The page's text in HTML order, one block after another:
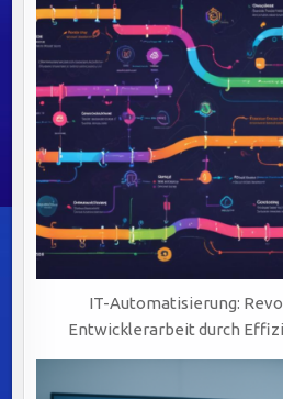
IT-Automatisierung:
Entwicklerarbeit durch